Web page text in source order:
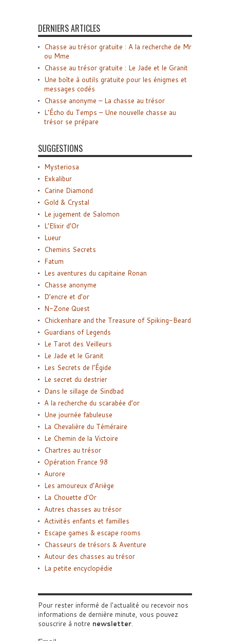
DERNIERS ARTICLES
Chasse au trésor gratuite : A la recherche de Mr
ou Mme
Chasse au trésor gratuite : Le Jade et le Granit
Une boîte à outils gratuite pour les énigmes et
messages codés
Chasse anonyme – La chasse au trésor
L’Écho du Temps – Une nouvelle chasse au
trésor se prépare
SUGGESTIONS
Mysteriosa
Exkalibur
Carine Diamond
Gold & Crystal
Le jugement de Salomon
L’Elixir d’Or
Lueur
Chemins Secrets
Fatum
Les aventures du capitaine Ronan
Chasse anonyme
D’encre et d’or
N-Zone Quest
Chickenhare and the Treasure of Spiking-Beard
Guardians of Legends
Le Tarot des Veilleurs
Le Jade et le Granit
Les Secrets de l’Égide
Le secret du destrier
Dans le sillage de Sindbad
A la recherche du scarabée d’or
Une journée fabuleuse
La Chevalière du Téméraire
Le Chemin de la Victoire
Chartres au trésor
Opération France 98
Aurore
Les amoureux d’Ariège
La Chouette d’Or
Autres chasses au trésor
Activités enfants et familles
Escape games & escape rooms
Chasseurs de trésors & Aventure
Autour des chasses au trésor
La petite encyclopédie
Pour rester informé de l'actualité ou recevoir nos
informations de dernière minute, vous pouvez
souscrire à notre newsletter.